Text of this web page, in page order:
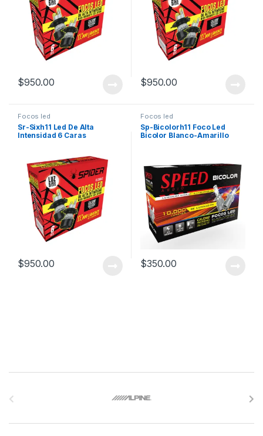
$950.00 $950.00
Focos led
Sr-Sixh11 Led De Alta
Intensidad 6 Caras
$950.00
Focos led
Sp-Bicolorh11 Foco Led
Bicolor Blanco-Amarillo
$350.00